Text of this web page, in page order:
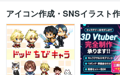
アイコン作成・SNSイラスト